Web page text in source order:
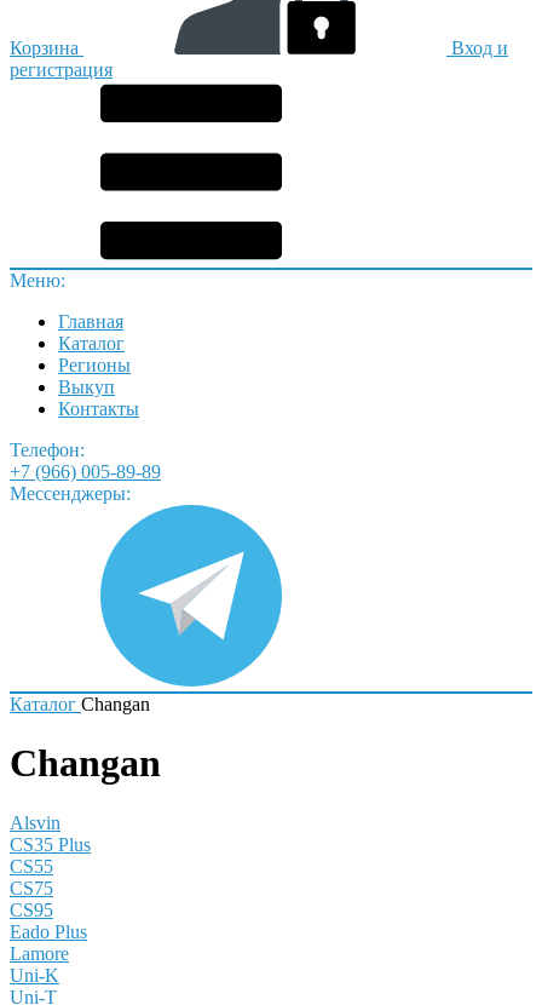
Корзина
Вход и
регистрация
Меню:
Главная
Каталог
Регионы
Выкуп
Контакты
Телефон:
+7 (966) 005-89-89
Мессенджеры:
Каталог Changan
Changan
Alsvin
CS35 Plus
CS55
CS75
CS95
Eado Plus
Lamore
Uni-K
Uni-T